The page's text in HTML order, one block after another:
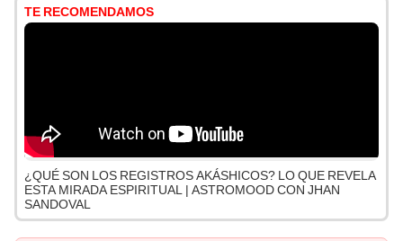
TE RECOMENDAMOS
¿QUÉ SON LOS REGISTROS AKÁSHICOS? LO QUE REVELA
ESTA MIRADA ESPIRITUAL | ASTROMOOD CON JHAN
SANDOVAL